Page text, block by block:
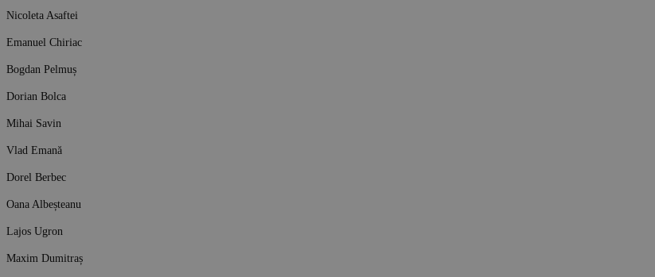
Nicoleta Asaftei
Emanuel Chiriac
Bogdan Pelmuș
Dorian Bolca
Mihai Savin
Vlad Emană
Dorel Berbec
Oana Albeșteanu
Lajos Ugron
Maxim Dumitraș